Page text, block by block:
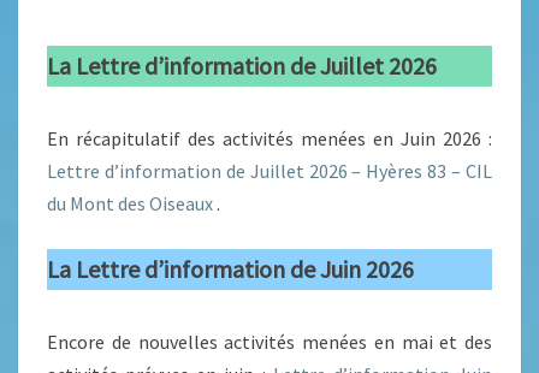
La Lettre d’information de Juillet 2026
En récapitulatif des activités menées en Juin 2026 :
Lettre d’information de Juillet 2026 – Hyères 83 – CIL
du Mont des Oiseaux.
La Lettre d’information de Juin 2026
Encore de nouvelles activités menées en mai et des